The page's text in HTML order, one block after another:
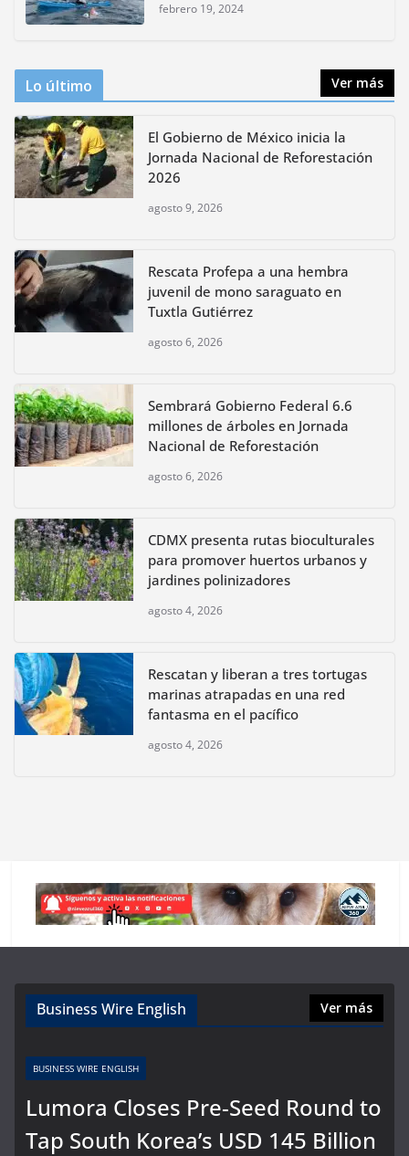
febrero 19, 2024
Lo último Ver más
El Gobierno de México inicia la
Jornada Nacional de Reforestación
2026
agosto 9, 2026
Rescata Profepa a una hembra
juvenil de mono saraguato en
Tuxtla Gutiérrez
agosto 6, 2026
Sembrará Gobierno Federal 6.6
millones de árboles en Jornada
Nacional de Reforestación
agosto 6, 2026
CDMX presenta rutas bioculturales
para promover huertos urbanos y
jardines polinizadores
agosto 4, 2026
Rescatan y liberan a tres tortugas
marinas atrapadas en una red
fantasma en el pacífico
agosto 4, 2026
Business Wire English Ver más
BUSINESS WIRE ENGLISH
Lumora Closes Pre-Seed Round to
Tap South Korea’s USD 145 Billion